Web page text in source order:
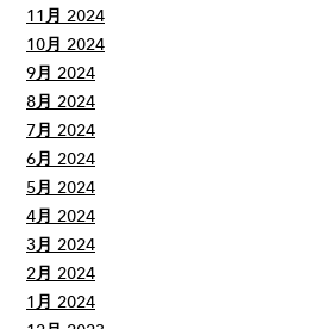
11月 2024
10月 2024
9月 2024
8月 2024
7月 2024
6月 2024
5月 2024
4月 2024
3月 2024
2月 2024
1月 2024